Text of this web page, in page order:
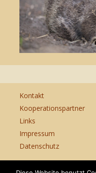
Kontakt
Kooperationspartner
Links
Impressum
Datenschutz